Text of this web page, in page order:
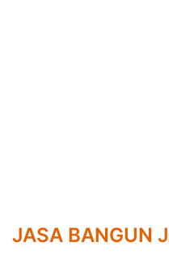
JASA BANGUN